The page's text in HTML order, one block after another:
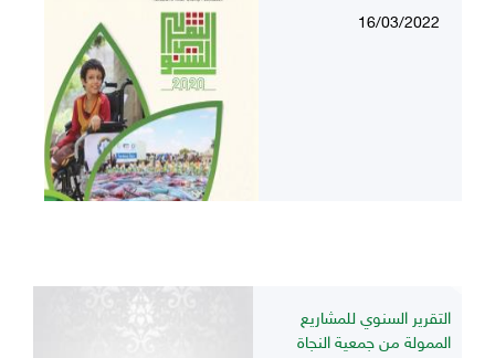
16/03/2022
التقرير السنوي للمشاريع
الممولة من جمعية النجاة